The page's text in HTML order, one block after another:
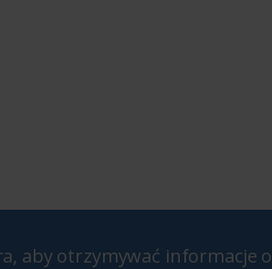
aby otrzymywać informacje o